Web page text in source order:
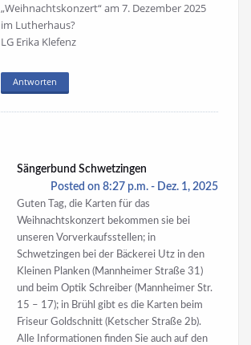
„Weihnachtskonzert“ am 7. Dezember 2025
im Lutherhaus?
LG Erika Klefenz
Antworten
Sängerbund Schwetzingen
Posted on 8:27 p.m. - Dez. 1, 2025
Guten Tag, die Karten für das
Weihnachtskonzert bekommen sie bei
unseren Vorverkaufsstellen; in
Schwetzingen bei der Bäckerei Utz in den
Kleinen Planken (Mannheimer Straße 31)
und beim Optik Schreiber (Mannheimer Str.
15 – 17); in Brühl gibt es die Karten beim
Friseur Goldschnitt (Ketscher Straße 2b).
Alle Informationen finden Sie auch auf den